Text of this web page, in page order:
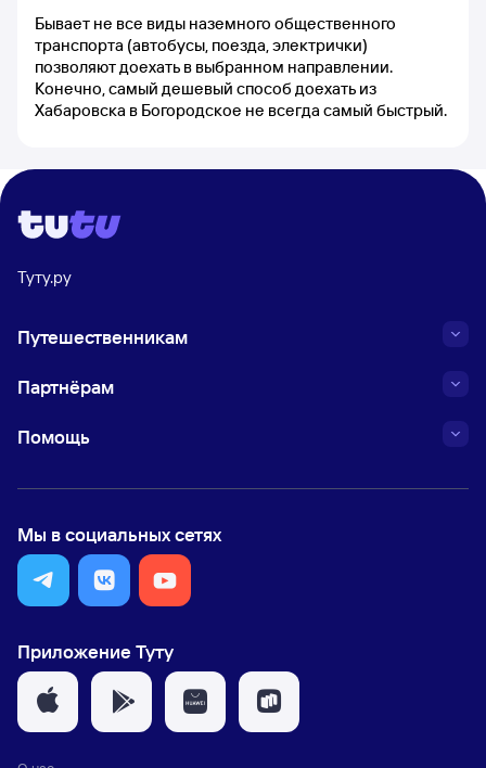
Бывает не все виды наземного общественного
транспорта (автобусы, поезда, электрички)
позволяют доехать в выбранном направлении.
Конечно, самый дешевый способ доехать из
Хабаровска в Богородское не всегда самый быстрый.
Туту.ру
Путешественникам
Партнёрам
Помощь
Мы в социальных сетях
Приложение Туту